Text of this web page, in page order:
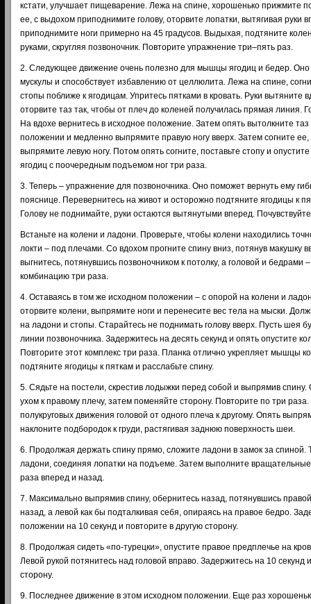
кстати, улучшает пищеварение. Лежа на спине, хорошенько прижмите
ее, с выдохом приподнимите голову, оторвите лопатки, вытягивая руки
приподнимите ноги примерно на 45 градусов. Выдыхая, подтяните
руками, скругляя позвоночник. Повторите упражнение три–пять раз.
2. Следующее движение очень полезно для мышцы ягодиц и бедер. Оно
мускулы и способствует избавлению от целлюлита. Лежа на спине,
стопы поближе к ягодицам. Упритесь пятками в кровать. Руки вытяните
оторвите таз так, чтобы от плеч до коленей получилась прямая линия.
На вдохе вернитесь в исходное положение. Затем опять вытолкните
положении и медленно выпрямите правую ногу вверх. Затем согните ее,
выпрямите левую ногу. Потом опять согните, поставьте стопу и
ягодиц с поочередным подъемом ног три раза.
3. Теперь – упражнение для позвоночника. Оно поможет вернуть ему
пояснице. Перевернитесь на живот и осторожно подтяните ягодицы к
Голову не поднимайте, руки остаются вытянутыми вперед.
Встаньте на колени и ладони. Проверьте, чтобы колени находились
локти – под плечами. Со вдохом прогните спину вниз, потянув макушку
выгнитесь, потянувшись позвоночником к потолку, а головой и бедрами
комбинацию три раза.
4. Оставаясь в том же исходном положении – с опорой на колени и
оторвите колени, выпрямите ноги и перенесите вес тела на мыски.
на ладони и стопы. Старайтесь не поднимать голову вверх. Пусть шея
линии позвоночника. Задержитесь на десять секунд и опять опустите
Повторите этот комплекс три раза. Планка отлично укрепляет мышцы
подтяните ягодицы к пяткам и расслабьте спину.
5. Сядьте на постели, скрестив лодыжки перед собой и выпрямив
ухом к правому плечу, затем поменяйте сторону. Повторите по три
полукруговых движения головой от одного плеча к другому. Опять
наклоните подбородок к груди, растягивая заднюю поверхность шеи.
6. Продолжая держать спину прямо, сложите ладони в замок за спиной.
ладони, соединяя лопатки на подъеме. Затем выполните
раза вперед и назад.
7. Максимально выпрямив спину, обернитесь назад, потянувшись
назад, а левой как бы подталкивая себя, опираясь на правое бедро.
положении на 10 секунд и повторите в другую сторону.
8. Продолжая сидеть «по-турецки», опустите правое предплечье на
Левой рукой потянитесь над головой вправо. Задержитесь на 10 секунд
сторону.
9. Последнее движение в этом исходном положении. Еще раз